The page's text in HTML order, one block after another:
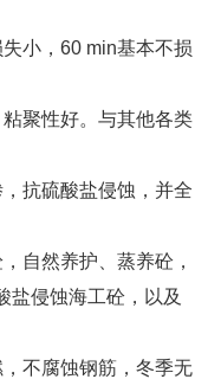
小，60 min基本不损
聚性好。与其他各类
抗硫酸盐侵蚀，并全
然养护、蒸养砼，
盐侵蚀海工砼，以及
不腐蚀钢筋，冬季无